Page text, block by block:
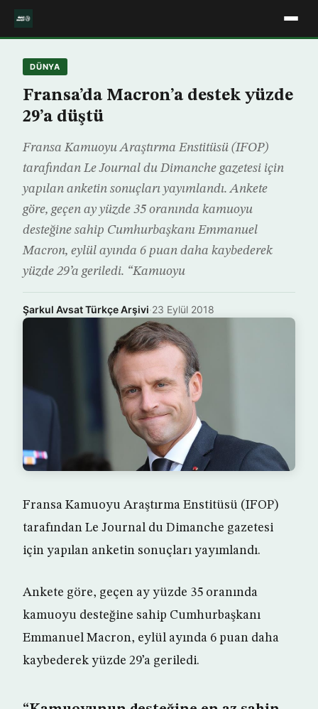
DÜNYA
Fransa’da Macron’a destek yüzde
29’a düştü
Fransa Kamuoyu Araştırma Enstitüsü (IFOP)
tarafından Le Journal du Dimanche gazetesi için
yapılan anketin sonuçları yayımlandı. Ankete
göre, geçen ay yüzde 35 oranında kamuoyu
desteğine sahip Cumhurbaşkanı Emmanuel
Macron, eylül ayında 6 puan daha kaybederek
yüzde 29’a geriledi. “Kamuoyu
Şarkul Avsat Türkçe Arşivi·23 Eylül 2018
Fransa Kamuoyu Araştırma Enstitüsü (IFOP)
tarafından Le Journal du Dimanche gazetesi
için yapılan anketin sonuçları yayımlandı.
Ankete göre, geçen ay yüzde 35 oranında
kamuoyu desteğine sahip Cumhurbaşkanı
Emmanuel Macron, eylül ayında 6 puan daha
kaybederek yüzde 29’a geriledi.